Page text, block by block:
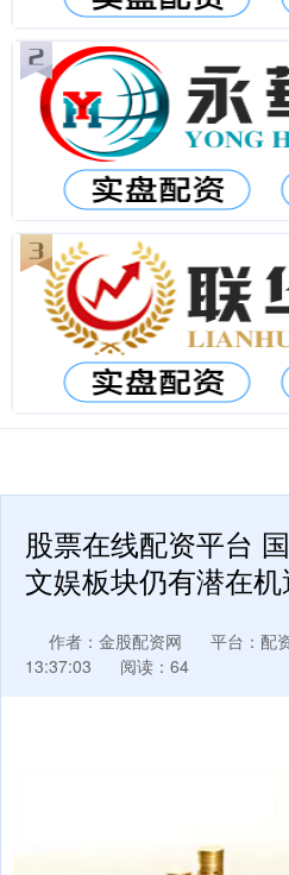
股票在线配资平台
文娱板块仍有潜在机
作者：金股配资网 平台：配
13:37:03
阅读：64